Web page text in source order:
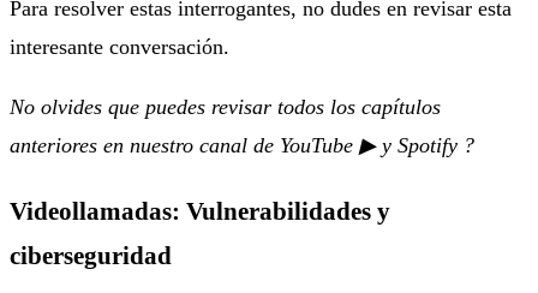
Para resolver estas interrogantes, no dudes en revisar esta
interesante conversación.
No olvides que puedes revisar todos los capítulos
anteriores en nuestro canal de YouTube ▶ y Spotify ?
Videollamadas: Vulnerabilidades y
ciberseguridad